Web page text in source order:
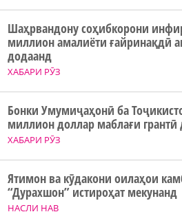
ХАБАРИ РӮЗ
Шаҳрвандону соҳибкорони
миллион амалиёти ғайринақдӣ
додаанд
ХАБАРИ РӮЗ
Бонки Умумиҷаҳонӣ ба
миллион доллар маблағи грантӣ
НАСЛИ НАВ
Ятимон ва кӯдакони оилаҳои
“Дурахшон” истироҳат мекунанд